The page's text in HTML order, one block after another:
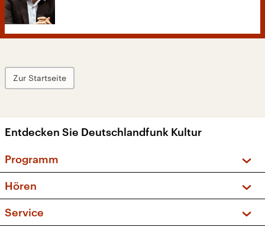
Zur Startseite
Entdecken Sie Deutschlandfunk Kultur
Programm
Sendungen und Podcasts
Musikliste
Hören
Service